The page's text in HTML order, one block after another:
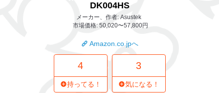
DK004HS
メーカー、作者: Asustek
市場価格: 50,020〜57,800円
Amazon.co.jpへ
4
持ってる！
3
気になる！